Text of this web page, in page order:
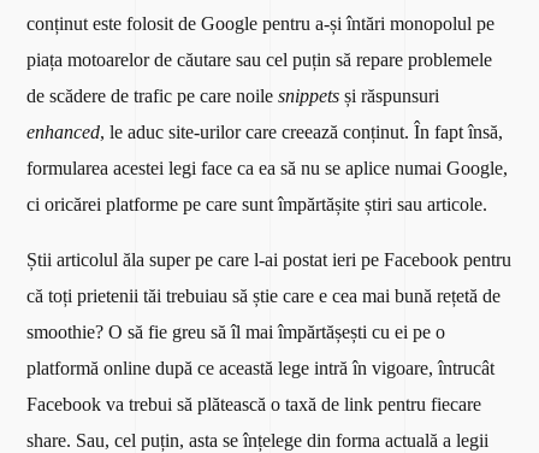
conținut este folosit de Google pentru a-și întări monopolul pe
piața motoarelor de căutare sau cel puțin să repare problemele
de scădere de trafic pe care noilesnippets și răspunsuri
enhanced, le aduc site-urilor care creează conținut. În fapt însă,
formularea acestei legi face ca ea să nu se aplice numai Google,
ci oricărei platforme pe care sunt împărtășite știri sau articole.
Știi articolul ăla super pe care l-ai postat ieri pe Facebook pentru
că toți prietenii tăi trebuiau să știe care e cea mai bună rețetă de
smoothie? O să fie greu să îl mai împărtășești cu ei pe o
platformă online după ce această lege intră în vigoare, întrucât
Facebook va trebui să plătească o taxă de link pentru fiecare
share. Sau, cel puțin, asta se înțelege din forma actuală a legii